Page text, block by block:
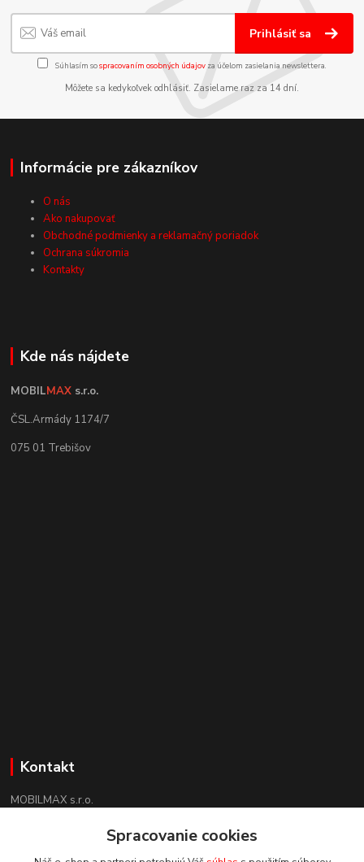
Prihlásiť sa
Súhlasím sospracovaním osobných údajov za účelom zasielania newslettera.
Môžete sa kedykoľvek odhlásiť. Zasielame raz za 14 dní.
Informácie pre zákazníkov
O nás
Ako nakupovať
Obchodné podmienky a reklamačný poriadok
Ochrana súkromia
Kontakty
Kde nás nájdete
MOBILMAX s.r.o.
ČSL.Armády 1174/7
075 01 Trebišov
Kontakt
MOBILMAX s.r.o.
(Po-Pia 8:30 -17:30, So 09:00 - 12:30)Spracovanie cookies